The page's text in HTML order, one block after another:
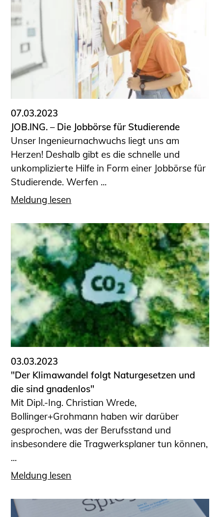
07.03.2023
JOB.ING. – Die Jobbörse für Studierende
Unser Ingenieurnachwuchs liegt uns am
Herzen! Deshalb gibt es die schnelle und
unkomplizierte Hilfe in Form einer Jobbörse für
Studierende. Werfen ...
Meldung lesen
03.03.2023
"Der Klimawandel folgt Natur­gesetzen und
die sind gnadenlos"
Mit Dipl.-Ing. Christian Wrede,
Bollinger+Grohmann haben wir darüber
gesprochen, was der Berufsstand und
insbesondere die Tragwerksplaner tun können,
...
Meldung lesen